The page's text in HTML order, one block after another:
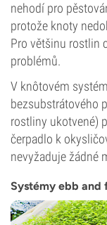
nehodí pro
protože knoty
Pro většinu rostlin
problémů.
V knôtovém
bezsubstrátového
rostliny ukotvené)
čerpadlo k
nevyžaduje žádné
Systémy ebb and